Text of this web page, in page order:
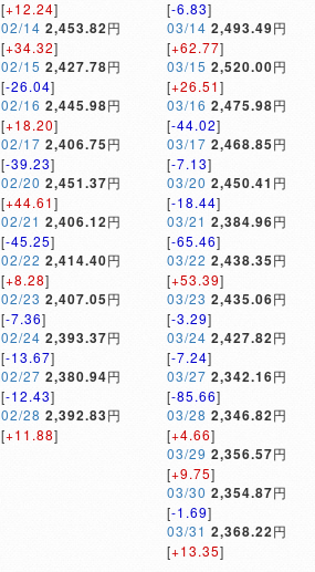
[+12.24]
02/14 2,453.82円
[+34.32]
02/15 2,427.78円
[-26.04]
02/16 2,445.98円
[+18.20]
02/17 2,406.75円
[-39.23]
02/20 2,451.37円
[+44.61]
02/21 2,406.12円
[-45.25]
02/22 2,414.40円
[+8.28]
02/23 2,407.05円
[-7.36]
02/24 2,393.37円
[-13.67]
02/27 2,380.94円
[-12.43]
02/28 2,392.83円
[+11.88]
[-6.83]
03/14 2,493.49円
[+62.77]
03/15 2,520.00円
[+26.51]
03/16 2,475.98円
[-44.02]
03/17 2,468.85円
[-7.13]
03/20 2,450.41 円
[-18.44]
03/21 2,384.96円
[-65.46]
03/22 2,438.35円
[+53.39]
03/23 2,435.06円
[-3.29]
03/24 2,427.82円
[-7.24]
03/27 2,342.16円
[-85.66]
03/28 2,346.82円
[+4.66]
03/29 2,356.57円
[+9.75]
03/30 2,354.87円
[-1.69]
03/31 2,368.22円
[+13.35]